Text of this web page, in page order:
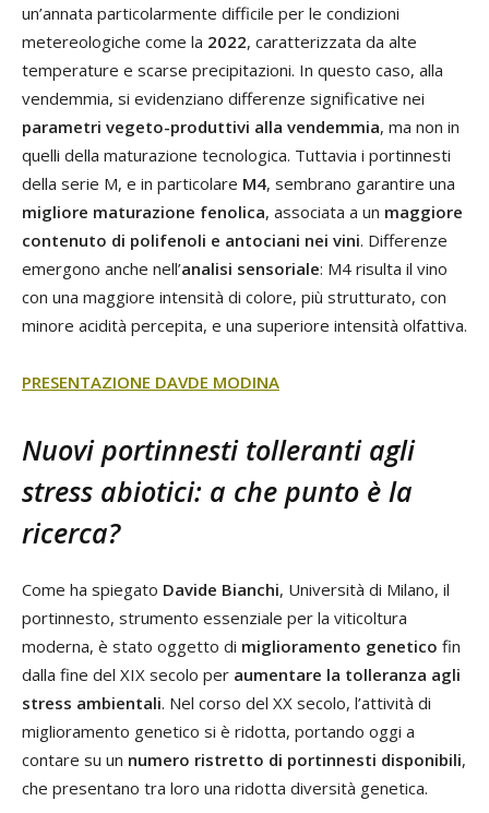
un’annata particolarmente difficile per le condizioni
metereologiche come la 2022, caratterizzata da alte
temperature e scarse precipitazioni. In questo caso, alla
vendemmia, si evidenziano differenze significative nei
parametri vegeto-produttivi alla vendemmia, ma non in
quelli della maturazione tecnologica. Tuttavia i portinnesti
della serie M, e in particolare M4, sembrano garantire una
migliore maturazione fenolica, associata a un maggiore
contenuto di polifenoli e antociani nei vini. Differenze
emergono anche nell’analisi sensoriale: M4 risulta il vino
con una maggiore intensità di colore, più strutturato, con
minore acidità percepita, e una superiore intensità olfattiva.
PRESENTAZIONE DAVDE MODINA
Nuovi portinnesti tolleranti agli
stress abiotici: a che punto è la
ricerca?
Come ha spiegato Davide Bianchi, Università di Milano, il
portinnesto, strumento essenziale per la viticoltura
moderna, è stato oggetto di miglioramento genetico fin
dalla fine del XIX secolo per aumentare la tolleranza agli
stress ambientali. Nel corso del XX secolo, l’attività di
miglioramento genetico si è ridotta, portando oggi a
contare su un numero ristretto di portinnesti disponibili,
che presentano tra loro una ridotta diversità genetica.